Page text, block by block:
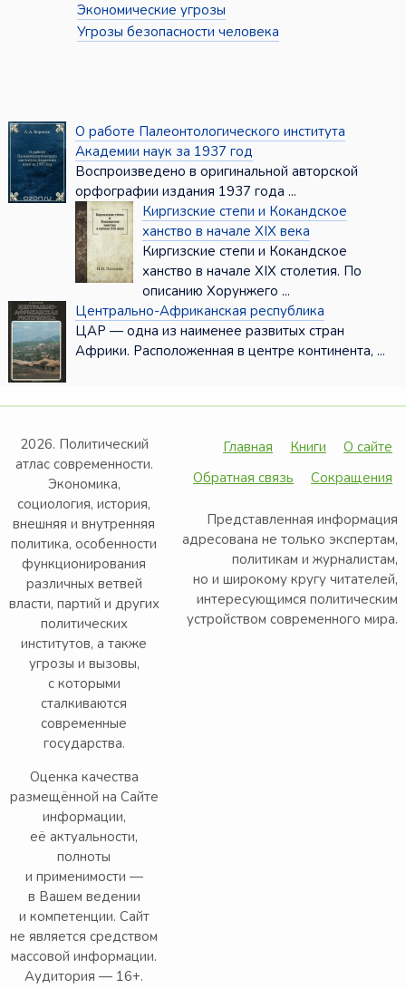
Экономические угрозы
Угрозы безопасности человека
О работе Палеонтологического института
Академии наук за 1937 год
Воспроизведено в оригинальной авторской
орфографии издания 1937 года ...
Киргизские степи и Кокандское
ханство в начале XIX века
Киргизские степи и Кокандское
ханство в начале XIX столетия. По
описанию Хорунжего ...
Центрально-Африканская республика
ЦАР — одна из наименее развитых стран
Африки. Расположенная в центре континента, ...
2026. Политический
атлас современности.
Экономика,
социология, история,
внешняя и внутренняя
политика, особенности
функционирования
различных ветвей
власти, партий и других
политических
институтов, а также
угрозы и вызовы,
с которыми
сталкиваются
современные
государства.
Оценка качества
размещённой на Сайте
информации,
её актуальности,
полноты
и применимости —
в Вашем ведении
и компетенции. Сайт
не является средством
массовой информации.
Аудитория — 16+.
Главная Книги
О сайте
Обратная связь
Сокращения
Представленная информация
адресована не только экспертам,
политикам и журналистам,
но и широкому кругу читателей,
интересующимся политическим
устройством современного мира.